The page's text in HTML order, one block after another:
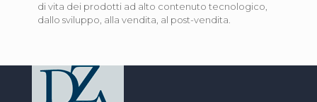
di vita dei prodotti ad alto contenuto tecnologico,
dallo sviluppo, alla vendita, al post-vendita.